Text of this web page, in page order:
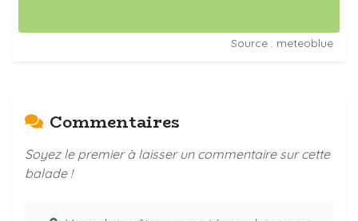
Source : meteoblue
Commentaires
Soyez le premier à laisser un commentaire sur cette
balade !